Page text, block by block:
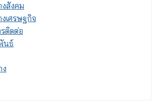
สังคม
เศรษฐกิจ
ติดต่อ
นธ์
ง